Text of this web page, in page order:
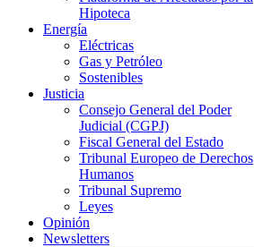
Hipoteca
Energía
Eléctricas
Gas y Petróleo
Sostenibles
Justicia
Consejo General del Poder
Judicial (CGPJ)
Fiscal General del Estado
Tribunal Europeo de Derechos
Humanos
Tribunal Supremo
Leyes
Opinión
Newsletters